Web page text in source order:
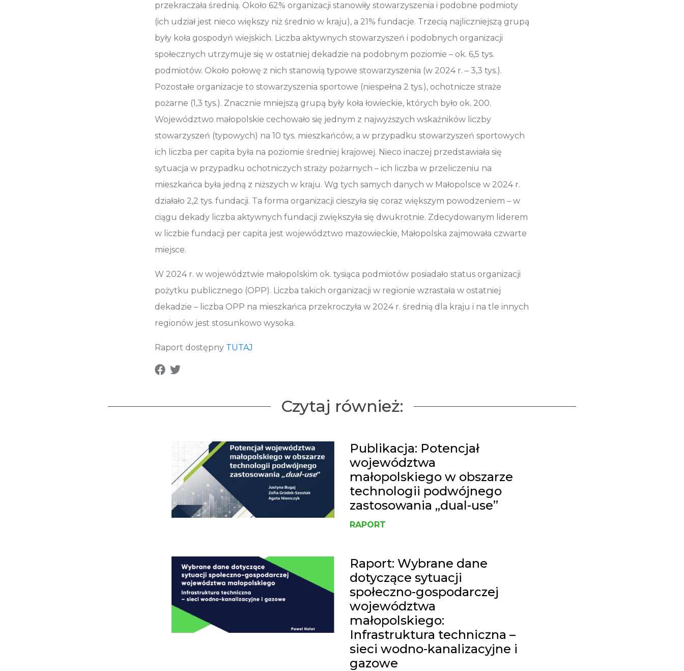
przekraczała średnią. Około 62% organizacji stanowiły stowarzyszenia i podobne podmioty
(ich udział jest nieco większy niż średnio w kraju), a 21% fundacje. Trzecią najliczniejszą grupą
były koła gospodyń wiejskich. Liczba aktywnych stowarzyszeń i podobnych organizacji
społecznych utrzymuje się w ostatniej dekadzie na podobnym poziomie – ok. 6,5 tys.
podmiotów. Około połowę z nich stanowią typowe stowarzyszenia (w 2024 r. – 3,3 tys.).
Pozostałe organizacje to stowarzyszenia sportowe (niespełna 2 tys.), ochotnicze straże
pożarne (1,3 tys.). Znacznie mniejszą grupą były koła łowieckie, których było ok. 200.
Województwo małopolskie cechowało się jednym z najwyższych wskaźników liczby
stowarzyszeń (typowych) na 10 tys. mieszkańców, a w przypadku stowarzyszeń sportowych
ich liczba per capita była na poziomie średniej krajowej. Nieco inaczej przedstawiała się
sytuacja w przypadku ochotniczych straży pożarnych – ich liczba w przeliczeniu na
mieszkańca była jedną z niższych w kraju. Wg tych samych danych w Małopolsce w 2024 r.
działało 2,2 tys. fundacji. Ta forma organizacji cieszyła się coraz większym powodzeniem – w
ciągu dekady liczba aktywnych fundacji zwiększyła się dwukrotnie. Zdecydowanym liderem
w liczbie fundacji per capita jest województwo mazowieckie, Małopolska zajmowała czwarte
miejsce.
W 2024 r. w województwie małopolskim ok. tysiąca podmiotów posiadało status organizacji
pożytku publicznego (OPP). Liczba takich organizacji w regionie wzrastała w ostatniej
dekadzie – liczba OPP na mieszkańca przekroczyła w 2024 r. średnią dla kraju i na tle innych
regionów jest stosunkowo wysoka.
Raport dostępny TUTAJ
Czytaj również:
Publikacja: Potencjał
województwa
małopolskiego w obszarze
technologii podwójnego
zastosowania „dual-use”
RAPORT
Raport: Wybrane dane
dotyczące sytuacji
społeczno-gospodarczej
województwa
małopolskiego:
Infrastruktura techniczna –
sieci wodno-kanalizacyjne i
gazowe